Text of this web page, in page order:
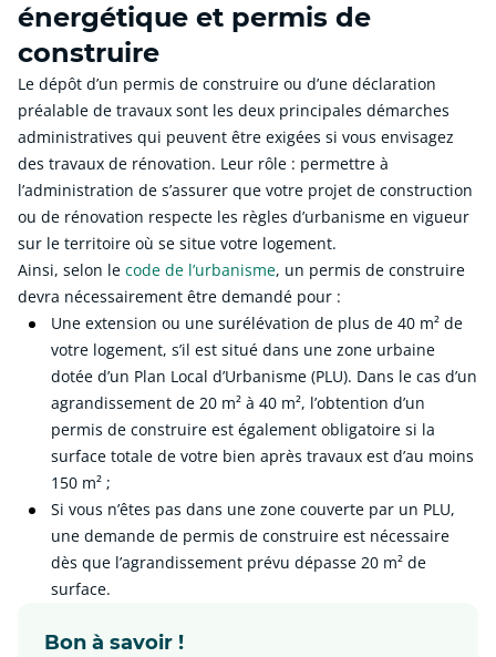
énergétique et permis de
construire
Le dépôt d’un permis de construire ou d’une déclaration
préalable de travaux sont les deux principales démarches
administratives qui peuvent être exigées si vous envisagez
des travaux de rénovation. Leur rôle : permettre à
l’administration de s’assurer que votre projet de construction
ou de rénovation respecte les règles d’urbanisme en vigueur
sur le territoire où se situe votre logement.
Ainsi, selon le code de l’urbanisme, un permis de construire
devra nécessairement être demandé pour :
Une extension ou une surélévation de plus de 40 m² de
votre logement, s’il est situé dans une zone urbaine
dotée d’un Plan Local d’Urbanisme (PLU). Dans le cas d’un
agrandissement de 20 m² à 40 m², l’obtention d’un
permis de construire est également obligatoire si la
surface totale de votre bien après travaux est d’au moins
150 m² ;
Si vous n’êtes pas dans une zone couverte par un PLU,
une demande de permis de construire est nécessaire
dès que l’agrandissement prévu dépasse 20 m² de
surface.
Bon à savoir !